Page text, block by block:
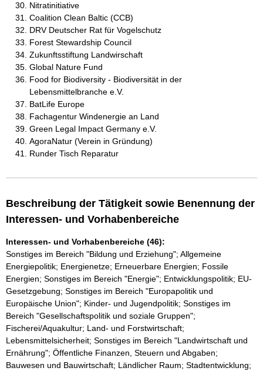
Nitratinitiative
Coalition Clean Baltic (CCB)
DRV Deutscher Rat für Vogelschutz
Forest Stewardship Council
Zukunftsstiftung Landwirschaft
Global Nature Fund
Food for Biodiversity - Biodiversität in der
Lebensmittelbranche e.V.
BatLife Europe
Fachagentur Windenergie an Land
Green Legal Impact Germany e.V.
AgoraNatur (Verein in Gründung)
Runder Tisch Reparatur
Beschreibung der Tätigkeit sowie Benennung der
Interessen- und Vorhabenbereiche
Interessen- und Vorhabenbereiche (46):
Sonstiges im Bereich "Bildung und Erziehung"; Allgemeine
Energiepolitik; Energienetze; Erneuerbare Energien; Fossile
Energien; Sonstiges im Bereich "Energie"; Entwicklungspolitik; EU-
Gesetzgebung; Sonstiges im Bereich "Europapolitik und
Europäische Union"; Kinder- und Jugendpolitik; Sonstiges im
Bereich "Gesellschaftspolitik und soziale Gruppen";
Fischerei/Aquakultur; Land- und Forstwirtschaft;
Lebensmittelsicherheit; Sonstiges im Bereich "Landwirtschaft und
Ernährung"; Öffentliche Finanzen, Steuern und Abgaben;
Bauwesen und Bauwirtschaft; Ländlicher Raum; Stadtentwicklung;